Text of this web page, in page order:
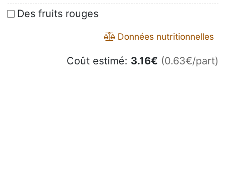
Des fruits rouges
Données nutritionnelles
Coût estimé: 3.16€ (0.63€/part)